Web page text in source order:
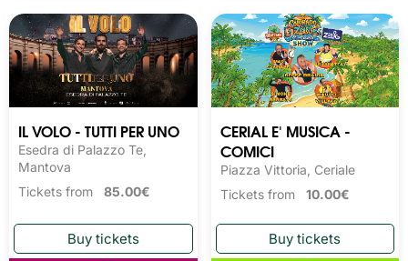
IL VOLO - TUTTI PER UNO
Esedra di Palazzo Te,
Mantova
Tickets from 85.00€
CERIAL E' MUSICA -
COMICI
Piazza Vittoria, Ceriale
Tickets from 10.00€